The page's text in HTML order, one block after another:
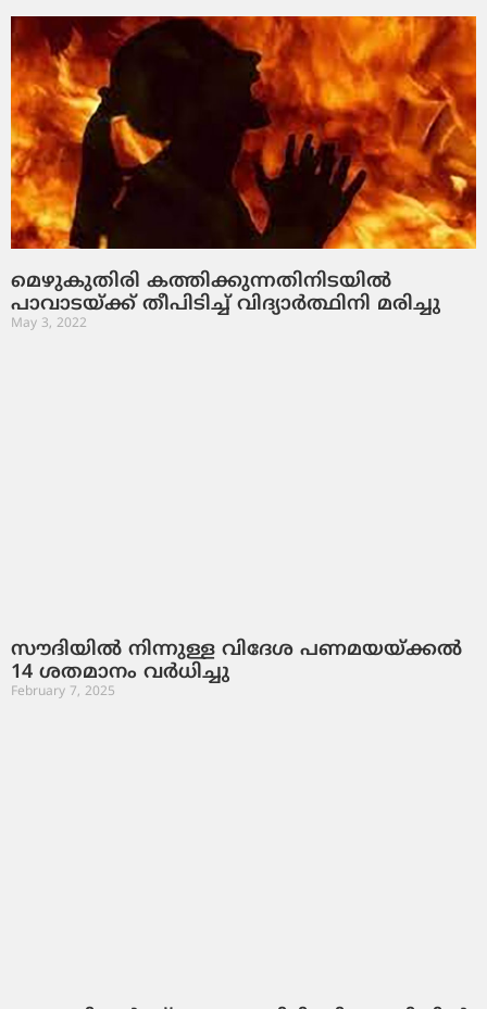
മെഴുകുതിരി കത്തിക്കുന്നതിനിടയില്‍
പാവാടയ്ക്ക് തീപിടിച്ച് വിദ്യാര്‍ത്ഥിനി മരിച്ചു
May 3, 2022
സൗദിയിൽ നിന്നുള്ള വിദേശ പണമയയ്ക്കൽ
14 ശതമാനം വർധിച്ചു
February 7, 2025